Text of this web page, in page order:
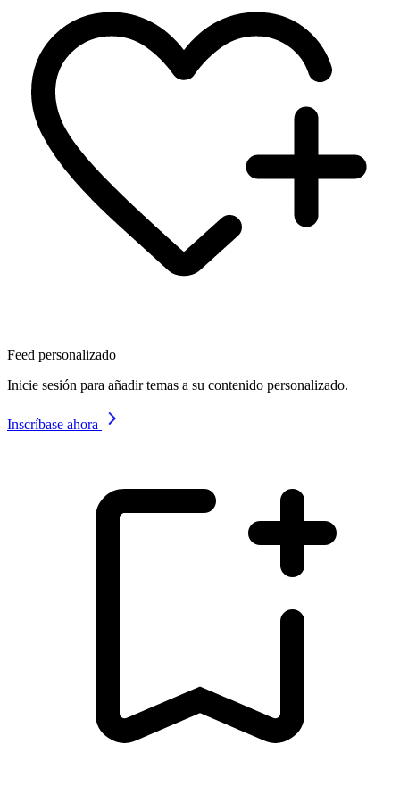
Feed personalizado
Inicie sesión para añadir temas a su contenido personalizado.
Inscríbase ahora